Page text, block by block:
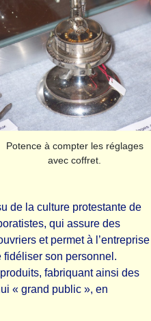
Potence à compter les réglages
avec coffret.
de la culture protestante de
qui assure des
et permet à l’entreprise
fidéliser son personnel.
fabriquant ainsi des
« grand public », en